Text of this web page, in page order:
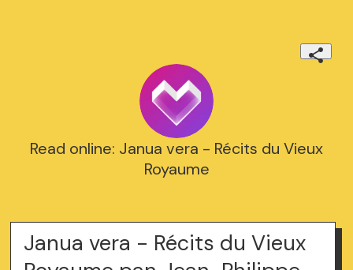
Read online: Janua vera - Récits du Vieux
Royaume
Janua vera - Récits du Vieux